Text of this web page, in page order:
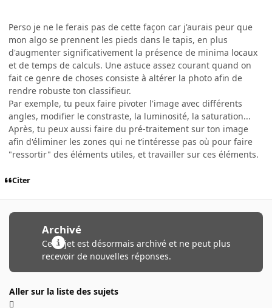
Perso je ne le ferais pas de cette façon car j'aurais peur que
mon algo se prennent les pieds dans le tapis, en plus
d'augmenter significativement la présence de minima locaux
et de temps de calculs. Une astuce assez courant quand on
fait ce genre de choses consiste à altérer la photo afin de
rendre robuste ton classifieur.
Par exemple, tu peux faire pivoter l'image avec différents
angles, modifier le constraste, la luminosité, la saturation...
Après, tu peux aussi faire du pré-traitement sur ton image
afin d'éliminer les zones qui ne t’intéresse pas où pour faire
"ressortir" des éléments utiles, et travailler sur ces éléments.
Citer
Archivé
Ce sujet est désormais archivé et ne peut plus
recevoir de nouvelles réponses.
Aller sur la liste des sujets